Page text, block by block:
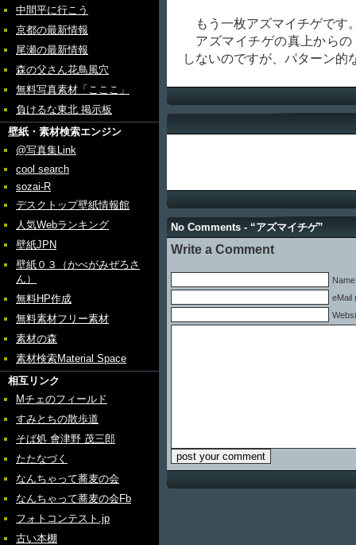
中間平に行こう
京都の最新情報
尾瀬の最新情報
森の父さん花鳥風穴
無料写真素材「こここ」
負けるな東北 掲示板
壁紙・素材検索エンジン
@写真集Link
cool search
sozai-R
デスクトップ壁紙情報館
人気Webランキング
壁紙JPN
壁紙０３（かべがみぜろさ
ん）
無料HP作成
無料素材フリー素材
素材の森
素材検索Material Space
相互リンク
Mチェのフィールド
すみとちの散歩道
そば処 會津野 茂三郎
たたなづく
なんちゃって蕎麦の会
なんちゃって蕎麦の会Fb
フォトコンテスト.jp
古い本棚
もう一枚アズマイチゲです
アズマイチゲの真上からの
しないのですが、パターン的
No Comments - “アズマイチゲ”
Write a Comment
eMail